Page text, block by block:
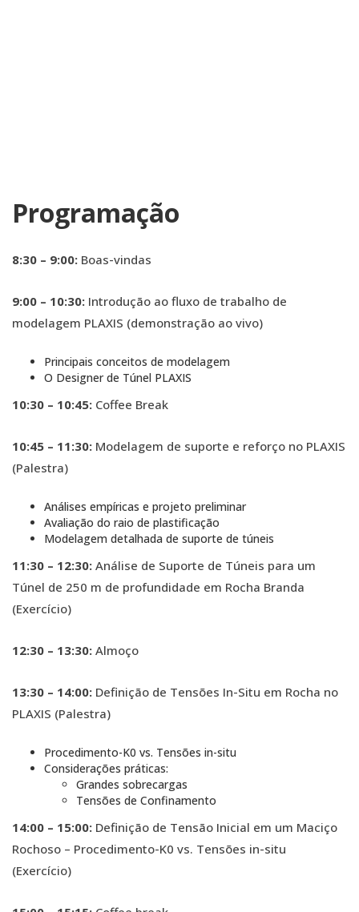
Programação
8:30 – 9:00: Boas-vindas
9:00 – 10:30: Introdução ao fluxo de trabalho de
modelagem PLAXIS (demonstração ao vivo)
Principais conceitos de modelagem
O Designer de Túnel PLAXIS
10:30 – 10:45: Coffee Break
10:45 – 11:30: Modelagem de suporte e reforço no PLAXIS
(Palestra)
Análises empíricas e projeto preliminar
Avaliação do raio de plastificação
Modelagem detalhada de suporte de túneis
11:30 – 12:30: Análise de Suporte de Túneis para um
Túnel de 250 m de profundidade em Rocha Branda
(Exercício)
12:30 – 13:30: Almoço
13:30 – 14:00: Definição de Tensões In-Situ em Rocha no
PLAXIS (Palestra)
Procedimento-K0 vs. Tensões in-situ
Considerações práticas:
Grandes sobrecargas
Tensões de Confinamento
14:00 – 15:00: Definição de Tensão Inicial em um Maciço
Rochoso – Procedimento-K0 vs. Tensões in-situ
(Exercício)